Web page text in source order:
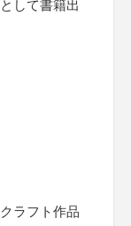
して書籍出
ラフト作品